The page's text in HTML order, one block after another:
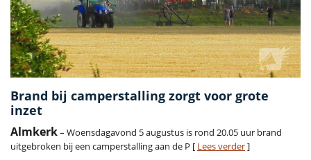
Brand bij camperstalling zorgt voor grote
inzet
Almkerk– Woensdagavond 5 augustus is rond 20.05 uur brand
uitgebroken bij een camperstalling aan de P [ Lees verder]